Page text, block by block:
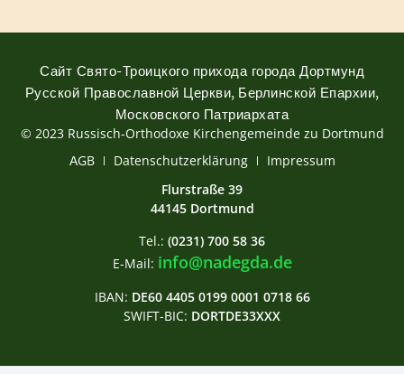
Сайт Свято-Троицкого прихода города Дортмунд
Русской Православной Церкви, Берлинской Епархии,
Московского Патриархата
© 2023 Russisch-Orthodoxe Kirchengemeinde zu Dortmund
АGB
Datenschutzerklärung
Impressum
Flurstraße 39
44145 Dortmund
Tel.: (0231) 700 58 36
E-Mail: info@nadegda.de
IBAN: DE60 4405 0199 0001 0718 66
SWIFT-BIC: DORTDE33XXX